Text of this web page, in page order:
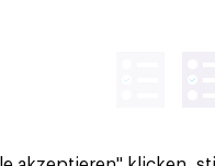
vorbehalten.